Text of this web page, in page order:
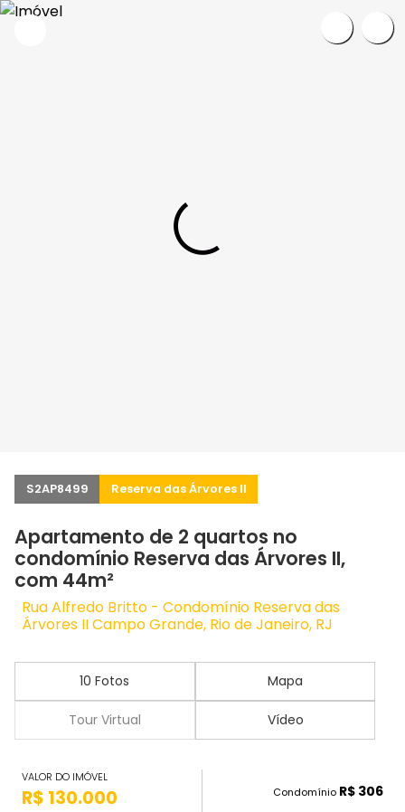
S2AP8499 Reserva das Árvores II
Apartamento de 2 quartos no
condomínio Reserva das Árvores II,
com 44m²
Rua Alfredo Britto - Condomínio Reserva das
Árvores II Campo Grande, Rio de Janeiro, RJ
10 Fotos Mapa
Tour Virtual Vídeo
VALOR DO IMÓVEL
R$ 130.000 Condomínio R$ 306